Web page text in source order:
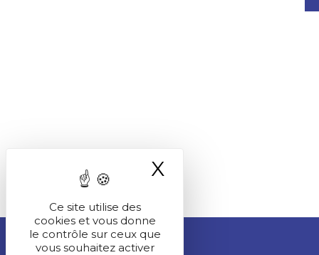
Ce site utilise des
cookies et vous donne
le contrôle sur ceux que
vous souhaitez activer
X